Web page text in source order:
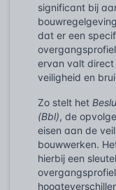
significant bij
dat er een
ervan valt direct
veiligheid en
Zo stelt het
(Bbl), de
eisen aan de
bouwwerken.
hierbij een